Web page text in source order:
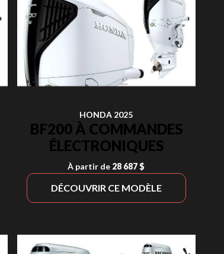
HONDA 2025
BF200 À COMMANDES
ÉLECTRONIQUES
À partir de 28 687 $
DÉCOUVRIR CE MODÈLE